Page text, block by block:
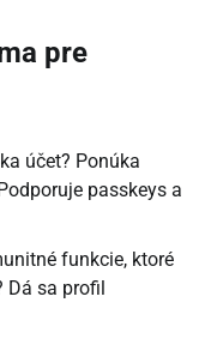
pre
účet? Ponúka
passkeys a
funkcie, ktoré
sa profil